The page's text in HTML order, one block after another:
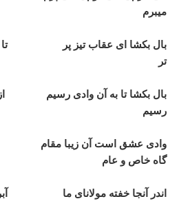
ميبرم
بال بکشا ای عقاب تيز پر تا
تر
بال بکشا تا به آن وادی رسيم از
رسيم
وادی عشق است آن زيبا مقام
گاه خاص و عام
اندر آنجا خفته مولانای ما